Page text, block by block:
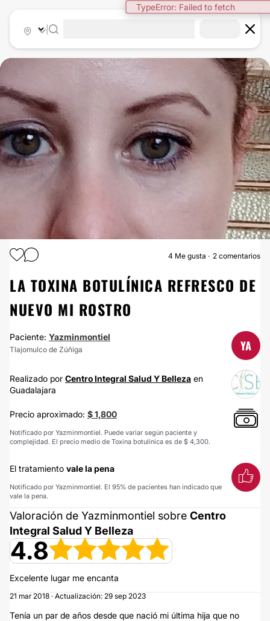
TypeError: Failed to fetch
TOXINA BOTULÍNICA
4 Me gusta 2 comentarios
LA TOXINA BOTULÍNICA REFRESCO DE
NUEVO MI ROSTRO
Paciente: Yazminmontiel
Tlajomulco de Zúñiga YA
Realizado por ​Centro Integral Salud Y Belleza en
Guadalajara
Precio aproximado: $ 1,800
Notificado por Yazminmontiel. Puede variar según paciente y
complejidad. El precio medio de Toxina botulínica es de $ 4,300.
El tratamiento vale la pena
Notificado por Yazminmontiel. El 95% de pacientes han indicado que
vale la pena.
Valoración de Yazminmontiel sobre ​Centro
Integral Salud Y Belleza
4.8
Excelente lugar me encanta
21 mar 2018 · Actualización: 29 sep 2023
Tenía un par de años desde que nació mi última hija que no